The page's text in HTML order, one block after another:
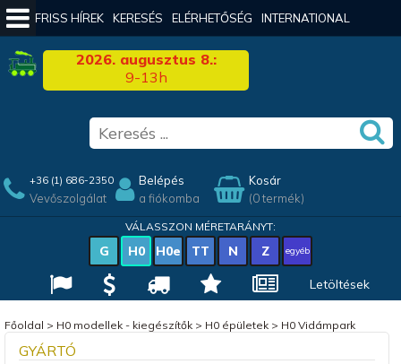
FRISS HÍREK KERESÉS ELÉRHETŐSÉG INTERNATIONAL
2026. augusztus 8.:
9-13h
+36 (1) 686-2350
Vevőszolgálat
Belépés
a fiókomba
Kosár
(0 termék)
VÁLASSZON MÉRETARÁNYT:
G H0 H0e TT N Z egyéb
Letöltések
Főoldal > H0 modellek - kiegészítők> H0 épületek> H0 Vidámpark
GYÁRTÓ